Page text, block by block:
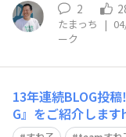
2
たまっち |
ーク
13年連続BLOG投
G』をご紹介しま
entry-